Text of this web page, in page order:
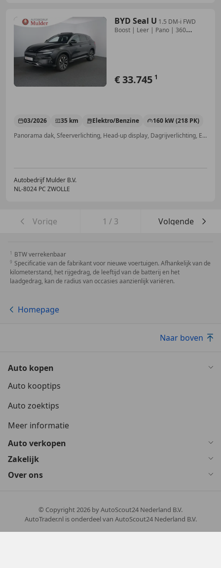
BYD Seal U 1.5 DM-i FWD
Boost | Leer | Pano | 360
€ 33.745 1
03/2026 35 km Elektro/Benzine
160 kW (218 PK)
Panorama dak, Sfeerverlichting, Head-up display, Dagrijverlichting, Elektrische stoelverstelling, Elektrische achterklep, Alarm, Airbag bestuurder
Autobedrijf Mulder B.V.
NL-8024 PC ZWOLLE
Vorige 1 / 3 Volgende
BTW verrekenbaar
Specificatie van de fabrikant voor nieuwe voertuigen. Afhankelijk van de
kilometerstand, het rijgedrag, de leeftijd van de batterij en het
laadgedrag, kan de radius van occasies aanzienlijk variëren.
Homepage
Naar boven
Auto kopen
Auto kooptips
Auto zoektips
Meer informatie
Auto verkopen
Zakelijk
Over ons
© Copyright2026 by AutoScout24 Nederland B.V.
AutoTrader.nl is onderdeel van AutoScout24 Nederland B.V.